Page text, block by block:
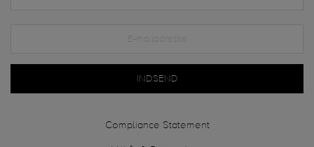
INDSEND
Compliance Statement